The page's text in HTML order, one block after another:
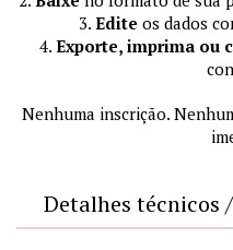
3. Edite os dados
4. Exporte, imprima ou
Nenhuma inscrição.
Detalhes técnicos